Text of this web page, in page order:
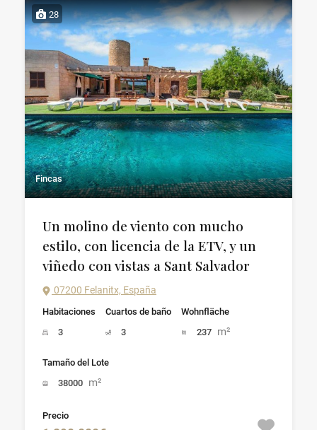
28
Fincas
Un molino de viento con mucho
estilo, con licencia de la ETV, y un
viñedo con vistas a Sant Salvador
07200 Felanitx, España
Habitaciones
3
Cuartos de baño
3
Wohnfläche
237 m²
Tamaño del Lote
38000 m²
Precio